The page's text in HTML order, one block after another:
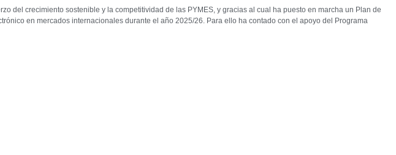
del crecimiento sostenible y la competitividad de las PYMES, y gracias al cual ha puesto en marcha un Plan de
en mercados internacionales durante el año 2025/26. Para ello ha contado con el apoyo del Programa